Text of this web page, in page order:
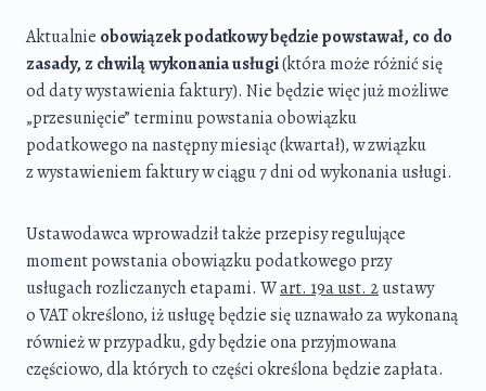
Aktualnie obowiązek podatkowy będzie powstawał, co do
zasady, z chwilą wykonania usługi(która może różnić się
od daty wystawienia faktury). Nie będzie więc już możliwe
„przesunięcie” terminu powstania obowiązku
podatkowego na następny miesiąc (kwartał), w związku
z wystawieniem faktury w ciągu 7 dni od wykonania usługi.
Ustawodawca wprowadził także przepisy regulujące
moment powstania obowiązku podatkowego przy
usługach rozliczanych etapami. Wart. 19a ust. 2ustawy
o VAT określono, iż usługę będzie się uznawało za wykonaną
również w przypadku, gdy będzie ona przyjmowana
częściowo, dla których to części określona będzie zapłata.